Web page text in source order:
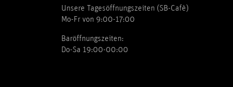
Unsere Tagesöffnungszeiten (SB-Cafè)
Mo-Fr von 9:00-17:00
Baröffnungszeiten:
Do-Sa 19:00-00:00